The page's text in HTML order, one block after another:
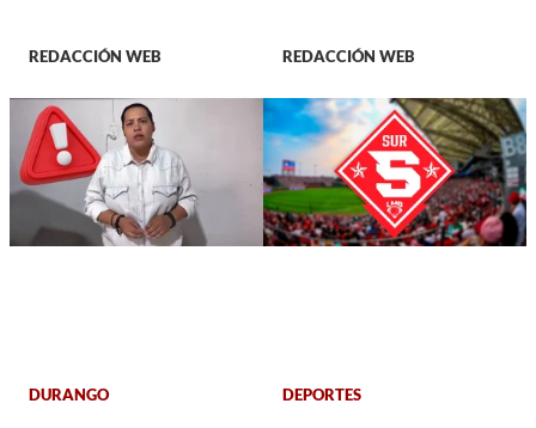
REDACCIÓN WEB REDACCIÓN WEB
DURANGO DEPORTES